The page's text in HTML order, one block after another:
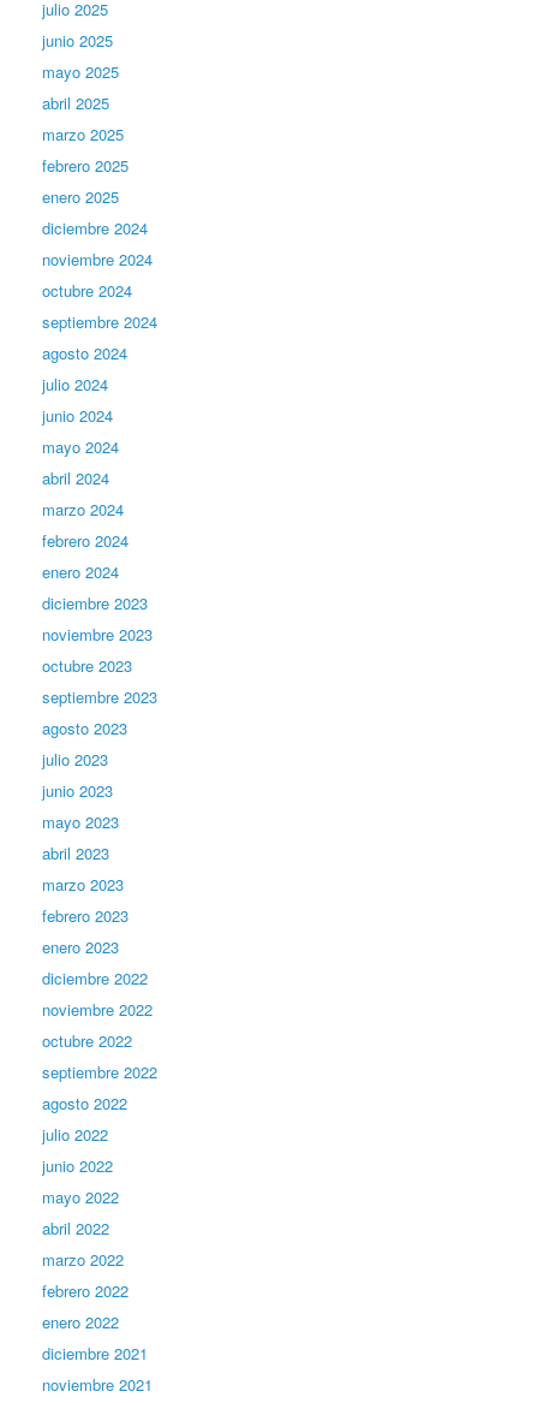
julio 2025
junio 2025
mayo 2025
abril 2025
marzo 2025
febrero 2025
enero 2025
diciembre 2024
noviembre 2024
octubre 2024
septiembre 2024
agosto 2024
julio 2024
junio 2024
mayo 2024
abril 2024
marzo 2024
febrero 2024
enero 2024
diciembre 2023
noviembre 2023
octubre 2023
septiembre 2023
agosto 2023
julio 2023
junio 2023
mayo 2023
abril 2023
marzo 2023
febrero 2023
enero 2023
diciembre 2022
noviembre 2022
octubre 2022
septiembre 2022
agosto 2022
julio 2022
junio 2022
mayo 2022
abril 2022
marzo 2022
febrero 2022
enero 2022
diciembre 2021
noviembre 2021